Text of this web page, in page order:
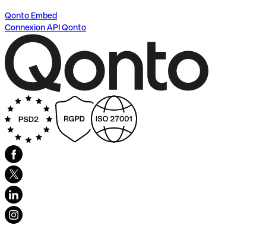
Qonto Embed
Connexion API Qonto